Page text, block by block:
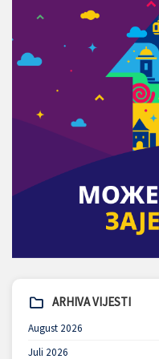
ARHIVA VIJESTI
August 2026
Juli 2026